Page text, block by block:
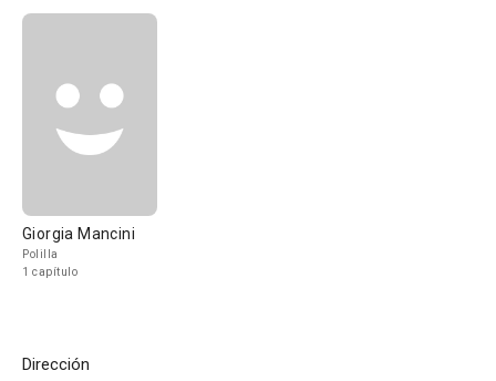
Giorgia Mancini
Polilla
1 capítulo
Dirección